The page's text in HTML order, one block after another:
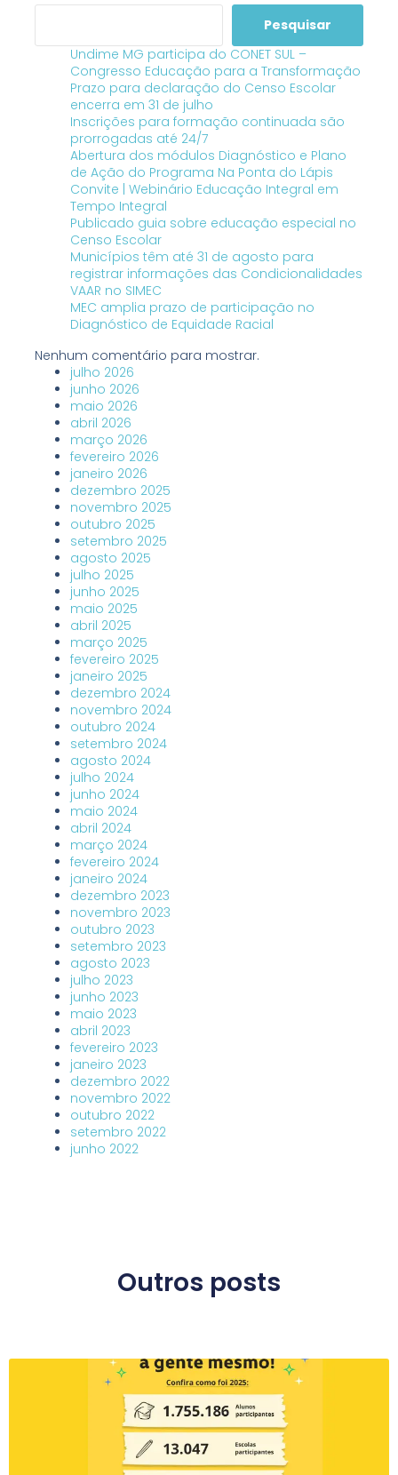
Pesquisar
Undime MG participa do CONET SUL –
Congresso Educação para a Transformação
Prazo para declaração do Censo Escolar
encerra em 31 de julho
Inscrições para formação continuada são
prorrogadas até 24/7
Abertura dos módulos Diagnóstico e Plano
de Ação do Programa Na Ponta do Lápis
Convite | Webinário Educação Integral em
Tempo Integral
Publicado guia sobre educação especial no
Censo Escolar
Municípios têm até 31 de agosto para
registrar informações das Condicionalidades
VAAR no SIMEC
MEC amplia prazo de participação no
Diagnóstico de Equidade Racial
Nenhum comentário para mostrar.
julho 2026
junho 2026
maio 2026
abril 2026
março 2026
fevereiro 2026
janeiro 2026
dezembro 2025
novembro 2025
outubro 2025
setembro 2025
agosto 2025
julho 2025
junho 2025
maio 2025
abril 2025
março 2025
fevereiro 2025
janeiro 2025
dezembro 2024
novembro 2024
outubro 2024
setembro 2024
agosto 2024
julho 2024
junho 2024
maio 2024
abril 2024
março 2024
fevereiro 2024
janeiro 2024
dezembro 2023
novembro 2023
outubro 2023
setembro 2023
agosto 2023
julho 2023
junho 2023
maio 2023
abril 2023
fevereiro 2023
janeiro 2023
dezembro 2022
novembro 2022
outubro 2022
setembro 2022
junho 2022
Outros posts